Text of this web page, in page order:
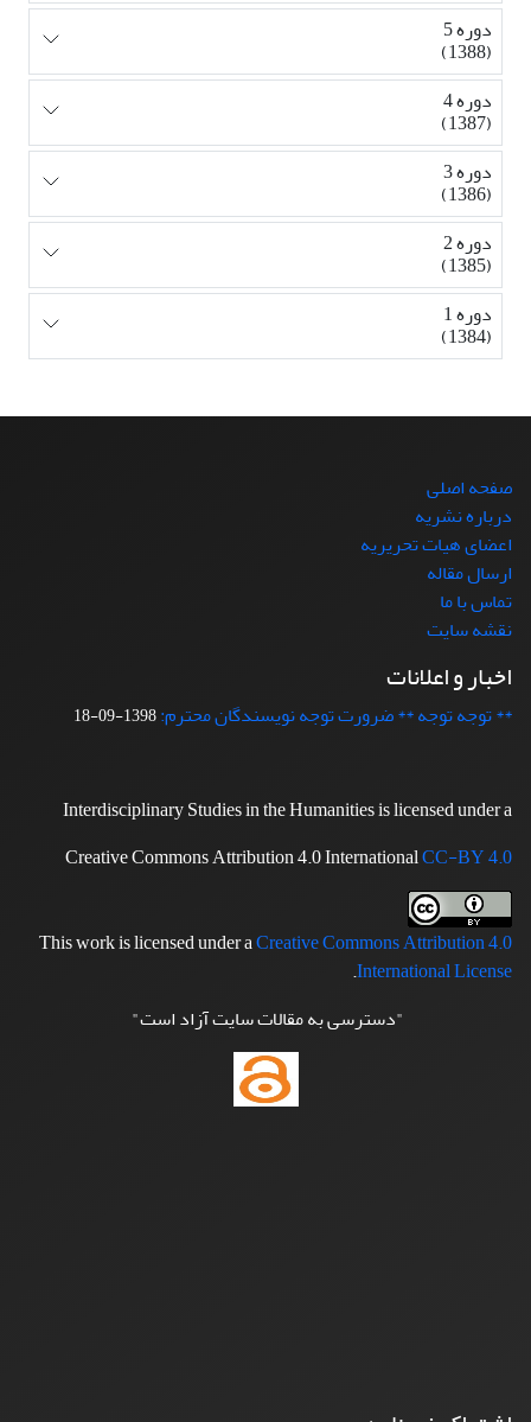
دوره 5
(1388)
دوره 4
(1387)
دوره 3
(1386)
دوره 2
(1385)
دوره 1
(1384)
صفحه اصلی
درباره نشریه
اعضای هیات تحریریه
ارسال مقاله
تماس با ما
نقشه سایت
اخبار و اعلانات
** توجه توجه ** ضرورت توجه نویسندگان محترم:1398-09-18
Interdisciplinary Studies in the Humanities is licensed under a
Creative Commons Attribution 4.0 InternationalCC-BY 4.0
This work is licensed under aCreative Commons Attribution 4.0
International License
.
"دسترسی به مقالات سایت آزاد است"